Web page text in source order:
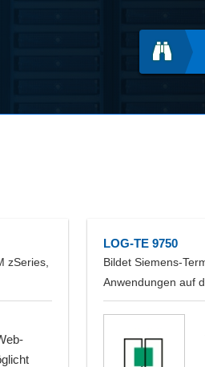
zSeries,
LOG-TE 9750
Bildet Siemens-
Anwendungen auf